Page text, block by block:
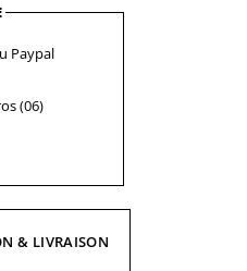
Paypal
(06)
& LIVRAISON